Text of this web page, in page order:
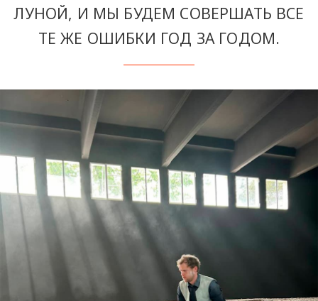
ЛУНОЙ, И МЫ БУДЕМ СОВЕРШАТЬ ВСЕ
ТЕ ЖЕ ОШИБКИ ГОД ЗА ГОДОМ.